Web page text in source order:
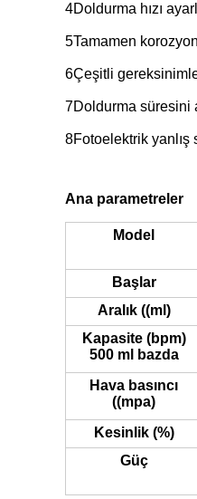
4Doldurma hızı
5Tamamen
6Çeşitli
7Doldurma süresini
8Fotoelektrik yanlış
Ana parametreler
Model
Başlar
Aralık ((ml)
Kapasite (bpm)
500 ml bazda
Hava basıncı
((mpa)
Kesinlik (%)
Güç